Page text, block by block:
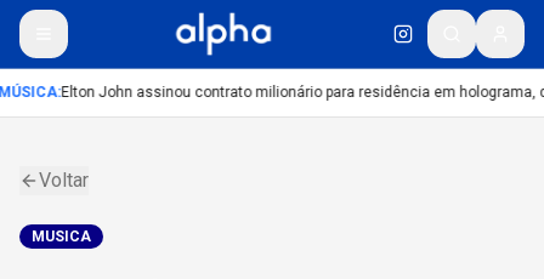
:Elton John assinou contrato milionário para residência em holograma,
Voltar
MUSICA